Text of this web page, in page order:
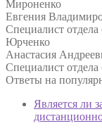
Мироненко
Евгения
Специалист отдела
Юрченко
Анастасия
Специалист отдела
Ответы на
Является ли